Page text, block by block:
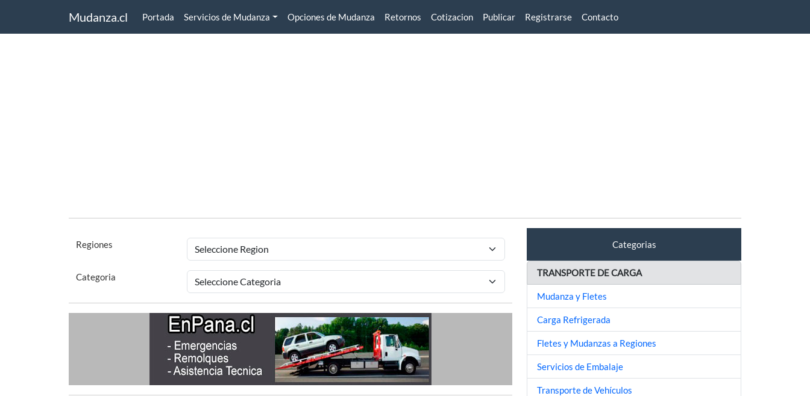
Mudanza.cl Portada Servicios de Mudanza Opciones de Mudanza Retornos Cotizacion Publicar Registrarse Contacto
Regiones
Categoria
Categorias
TRANSPORTE DE CARGA
Mudanza y Fletes
Carga Refrigerada
Fletes y Mudanzas a Regiones
Servicios de Embalaje
Transporte de Vehículos